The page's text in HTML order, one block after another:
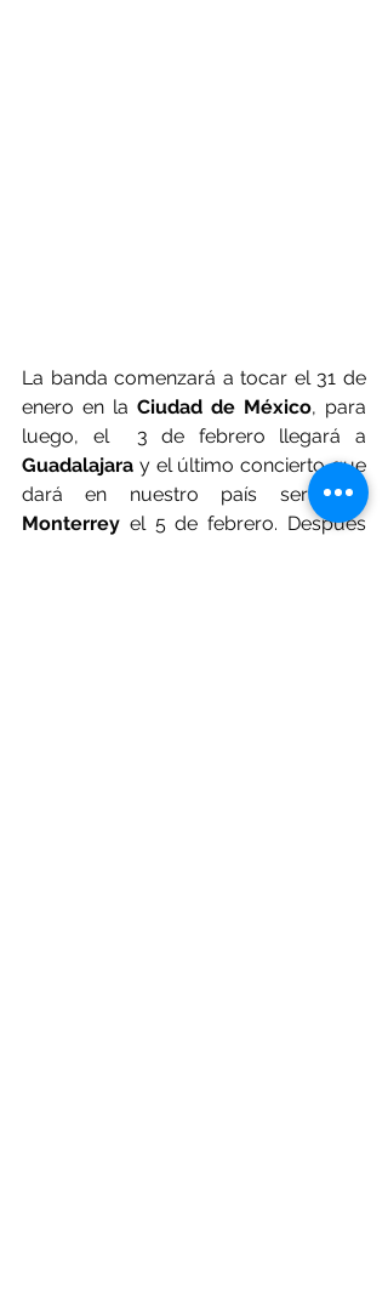
La banda comenzará a tocar el 31 de
enero en la Ciudad de México, para
Guadalajara y el último concierto que
dará en nuestro país sería en
Monterrey el 5 de febrero. Después